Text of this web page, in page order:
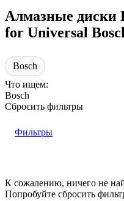
Алмазные диски
for Universal
Bosch
Что ищем:
Bosch
Сбросить фильтры
Фильтры
К сожалению, ничего не
Попробуйте сбросить